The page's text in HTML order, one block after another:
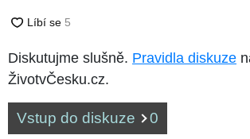
Diskutujme slušně. Pravidla diskuze
ŽivotvČesku.cz.
Vstup do diskuze 0